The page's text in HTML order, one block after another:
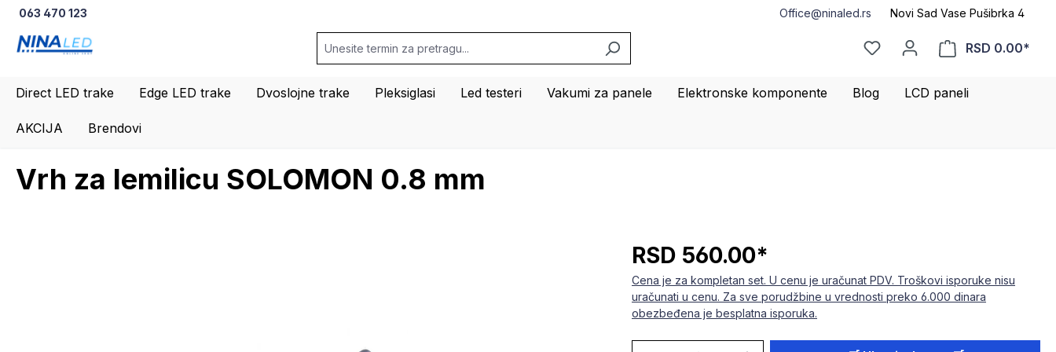
pretragu Preskoči na glavnu navigaciju
063 470 123 Office@ninaled.rs Novi Sad Vase Pušibrka 4
RSD 0.00*
Direct LED trake Edge LED trake Dvoslojne trake Pleksiglasi Led testeri Vakumi za panele Elektronske komponente Blog LCD paneli
AKCIJA Brendovi
Vrh za lemilicu SOLOMON 0.8 mm
RSD 560.00*
Cena je za kompletan set. U cenu je uračunat PDV. Troškovi isporuke nisu
uračunati u cenu. Za sve porudžbine u vrednosti preko 6.000 dinara
obezbeđena je besplatna isporuka.